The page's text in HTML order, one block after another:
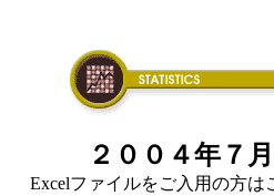
２００４年７
Excelファイルをご入用の方は